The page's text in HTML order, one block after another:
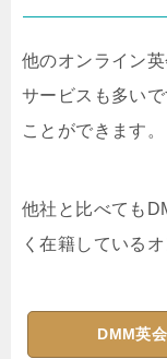
他のオンライン
サービスも多い
ことができます。
他社と比べても
く在籍している
DMM英